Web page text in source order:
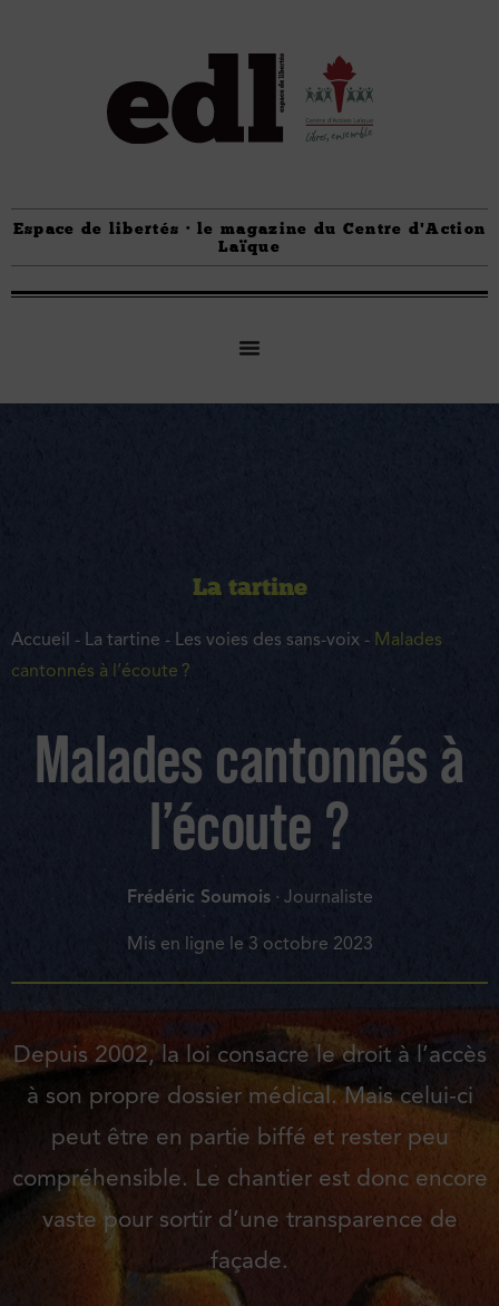
Espace de libertés · le magazine du Centre d'Action
Laïque
La tartine
Accueil - La tartine - Les voies des sans-voix - Malades
cantonnés à l’écoute ?
Malades cantonnés à
l’écoute ?
Frédéric Soumois· Journaliste
Mis en ligne le 3 octobre 2023
Depuis 2002, la loi consacre le droit à l’accès
à son propre dossier médical. Mais celui-ci
peut être en partie biffé et rester peu
compréhensible. Le chantier est donc encore
vaste pour sortir d’une transparence de
façade.